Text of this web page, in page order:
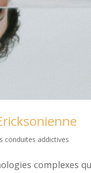
conduites addictives
complexes